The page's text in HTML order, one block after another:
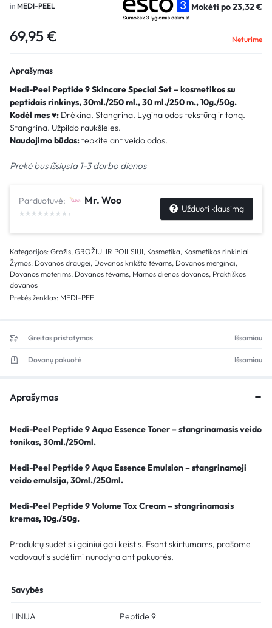
in MEDI-PEEL Mokėti po23,32€
69,95€ Neturime
Aprašymas
Medi-Peel Peptide 9 Skincare​ Special Set – kosmetikos su
peptidais rinkinys, 30ml./250 ml., 30 ml./250 m., 10g./50g.
Kodėl mes♥: Drėkina. Stangrina. Lygina odos tekstūrą ir toną.
Stangrina. Užpildo raukšleles.
Naudojimo būdas:tepkite ant veido odos.
Prekė bus išsiųsta 1-3 darbo dienos
Parduotuvė: Mr. Woo
Užduoti klausimą
Kategorijos: Grožis, GROŽIUI IR POILSIUI, Kosmetika, Kosmetikos rinkiniai
Žymos: Dovanos draugei, Dovanos krikšto tėvams, Dovanos merginai,
Dovanos moterims, Dovanos tėvams, Mamos dienos dovanos, Praktiškos
dovanos
Prekės ženklas: MEDI-PEEL
Greitas pristatymas Išsamiau
Dovanų pakuotė Išsamiau
Aprašymas
Medi-Peel Peptide 9 Aqua Essence Toner – stangrinamasis veido
tonikas, 30ml./250ml.
Medi-Peel Peptide 9 Aqua Essence Emulsion – stangrinamoji
veido emulsija, 30ml./250ml.
Medi-Peel Peptide 9 Volume Tox Cream – stangrinamasis
kremas, 10g./50g.
Produktų sudėtis ilgainiui gali keistis. Esant skirtumams, prašome
vadovautis sudėtimi nurodyta ant pakuotės.
Savybės
LINIJA Peptide 9